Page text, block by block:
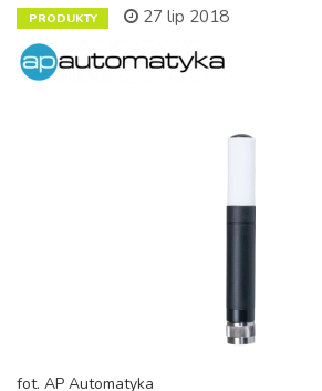
PRODUKTY 27 lip 2018
fot. AP Automatyka